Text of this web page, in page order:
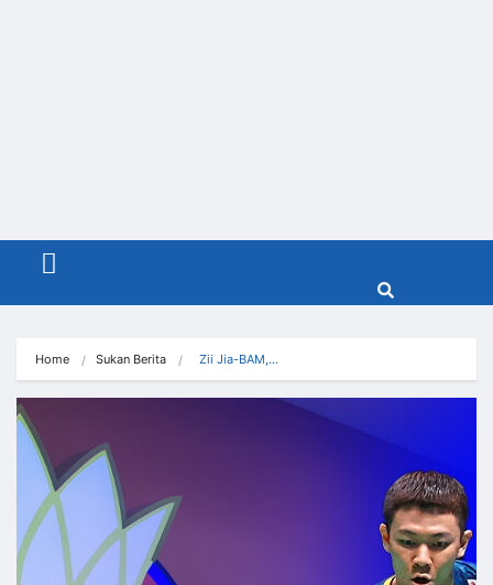
Menu
Home Sukan Berita Zii Jia-BAM,…